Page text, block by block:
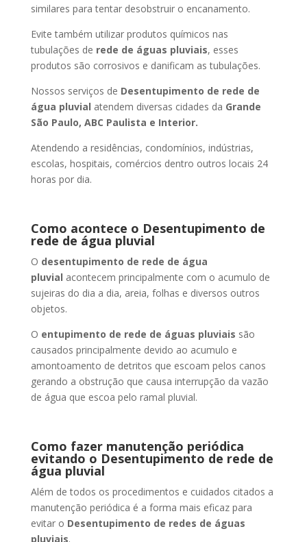
similares para tentar desobstruir o encanamento.
Evite também utilizar produtos químicos nas
tubulações de rede de águas pluviais, esses
produtos são corrosivos e danificam as tubulações.
Nossos serviços de Desentupimento de rede de
água pluvial atendem diversas cidades da Grande
São Paulo, ABC Paulista e Interior.
Atendendo a residências, condomínios, indústrias,
escolas, hospitais, comércios dentro outros locais 24
horas por dia.
Como acontece o Desentupimento de
rede de água pluvial
O desentupimento de rede de água
pluvial acontecem principalmente com o acumulo de
sujeiras do dia a dia, areia, folhas e diversos outros
objetos.
O entupimento de rede de águas pluviais são
causados principalmente devido ao acumulo e
amontoamento de detritos que escoam pelos canos
gerando a obstrução que causa interrupção da vazão
de água que escoa pelo ramal pluvial.
Como fazer manutenção periódica
evitando o Desentupimento de rede de
água pluvial
Além de todos os procedimentos e cuidados citados a
manutenção periódica é a forma mais eficaz para
evitar o Desentupimento de redes de águas
pluviais.